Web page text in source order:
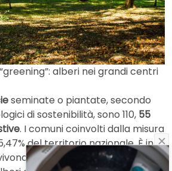
alberi nei grandi centri
seminate o piantate, secondo
di sostenibilità, sono 110, 55
. I comuni coinvolti dalla misura
del territorio nazionale. È in
più di 21 milioni di abitanti